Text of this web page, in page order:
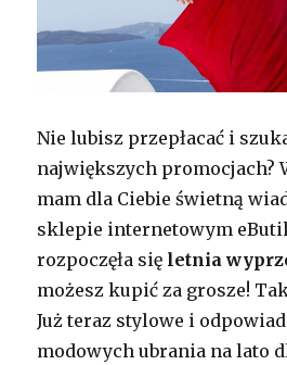
Nie lubisz przepłacać i
największych promocjach?
mam dla Ciebie świetną
sklepie internetowym
rozpoczęła się letnia
możesz kupić za grosze!
Już teraz stylowe i
modowych ubrania na lato